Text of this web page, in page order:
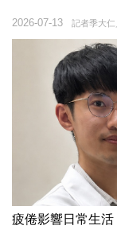
記者季大
2026-07-13
疲倦影響日常生